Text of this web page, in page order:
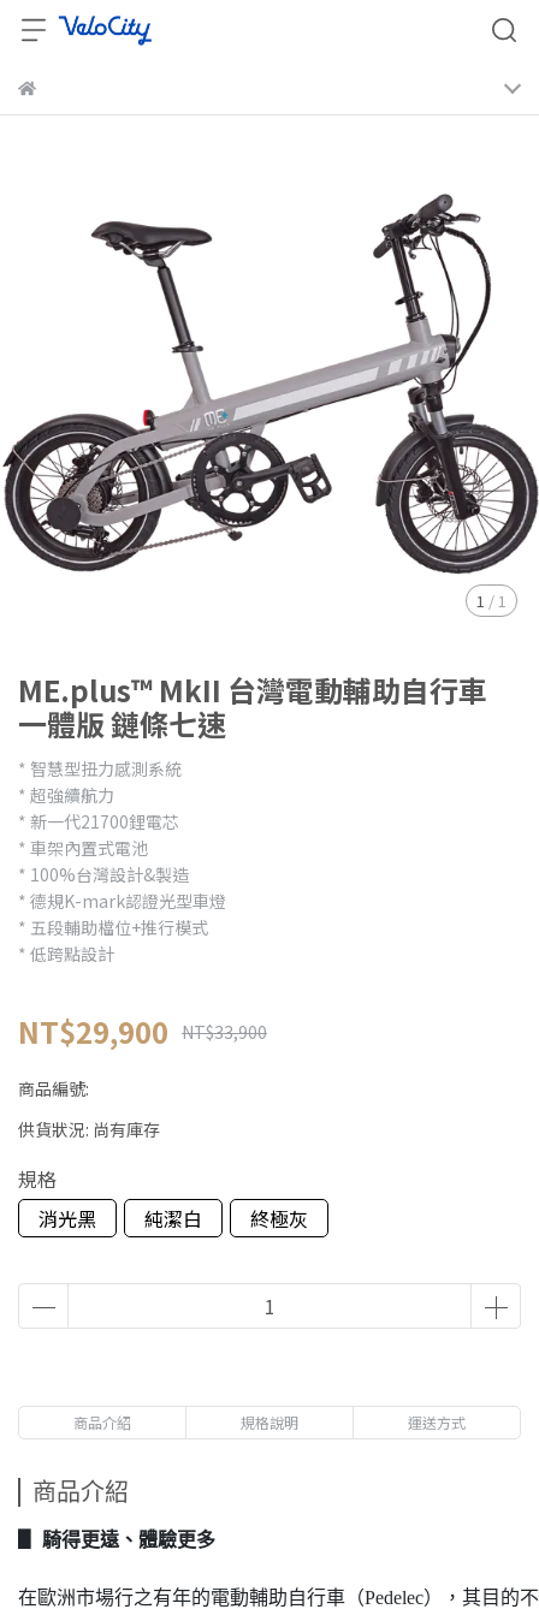
1 / 1
ME.plus™ MkII 台灣電動輔助自行車
一體版 鏈條七速
* 智慧型扭力感測系統
* 超強續航力
* 新一代21700鋰電芯
* 車架內置式電池
* 100%台灣設計&製造
* 德規K-mark認證光型車燈
* 五段輔助檔位+推行模式
* 低跨點設計
NT$29,900 NT$33,900
商品編號:
供貨狀況: 尚有庫存
規格
消光黑
純潔白 終極灰
商品介紹 規格說明 運送方式
商品介紹
▋ 騎得更遠、體驗更多
在歐洲市場行之有年的電動輔助自行車（Pedelec），其目